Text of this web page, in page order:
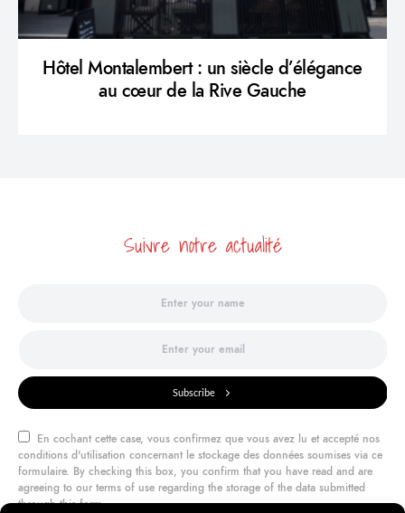
Hôtel Montalembert : un siècle d’élégance
au cœur de la Rive Gauche
Suivre notre actualité
Subscribe
En cochant cette case, vous confirmez que vous avez lu et accepté nos
conditions d'utilisation concernant le stockage des données soumises via ce
formulaire. By checking this box, you confirm that you have read and are
agreeing to our terms of use regarding the storage of the data submitted
through this form.